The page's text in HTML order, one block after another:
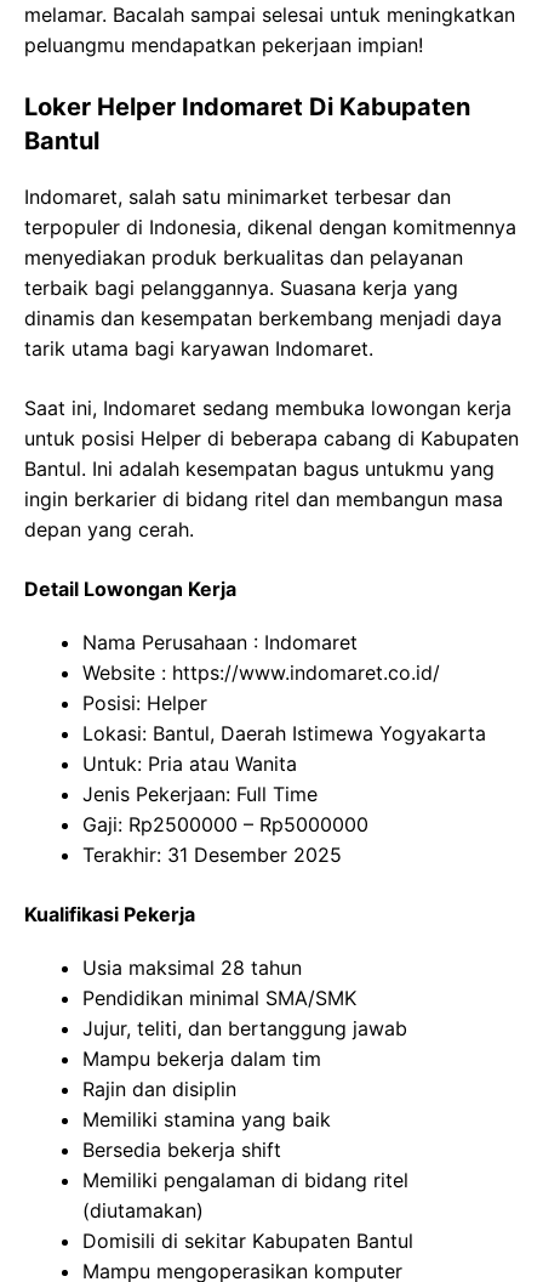
melamar. Bacalah sampai selesai untuk meningkatkan
peluangmu mendapatkan pekerjaan impian!
Loker Helper Indomaret Di Kabupaten
Bantul
Indomaret, salah satu minimarket terbesar dan
terpopuler di Indonesia, dikenal dengan komitmennya
menyediakan produk berkualitas dan pelayanan
terbaik bagi pelanggannya. Suasana kerja yang
dinamis dan kesempatan berkembang menjadi daya
tarik utama bagi karyawan Indomaret.
Saat ini, Indomaret sedang membuka lowongan kerja
untuk posisi Helper di beberapa cabang di Kabupaten
Bantul. Ini adalah kesempatan bagus untukmu yang
ingin berkarier di bidang ritel dan membangun masa
depan yang cerah.
Detail Lowongan Kerja
Nama Perusahaan : Indomaret
Website : https://www.indomaret.co.id/
Posisi: Helper
Lokasi: Bantul, Daerah Istimewa Yogyakarta
Untuk: Pria atau Wanita
Jenis Pekerjaan: Full Time
Gaji: Rp2500000 – Rp5000000
Terakhir: 31 Desember 2025
Kualifikasi Pekerja
Usia maksimal 28 tahun
Pendidikan minimal SMA/SMK
Jujur, teliti, dan bertanggung jawab
Mampu bekerja dalam tim
Rajin dan disiplin
Memiliki stamina yang baik
Bersedia bekerja shift
Memiliki pengalaman di bidang ritel
(diutamakan)
Domisili di sekitar Kabupaten Bantul
Mampu mengoperasikan komputer